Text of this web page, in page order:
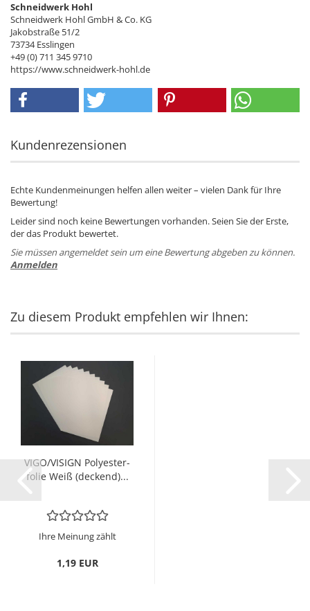
Schneidwerk Hohl
Schneidwerk Hohl GmbH & Co. KG
Jakobstraße 51/2
73734 Esslingen
+49 (0) 711 345 9710
https://www.schneidwerk-hohl.de
Kundenrezensionen
Echte Kundenmeinungen helfen allen weiter – vielen Dank für Ihre
Bewertung!
Leider sind noch keine Bewertungen vorhanden. Seien Sie der Erste,
der das Produkt bewertet.
Sie müssen angemeldet sein um eine Bewertung abgeben zu können.
Anmelden
Zu diesem Produkt empfehlen wir Ihnen:
VIGO/VI­SIGN Po­ly­es­ter­
fo­lie Weiß (de­ckend)...
Ihre Meinung zählt
1,19 EUR